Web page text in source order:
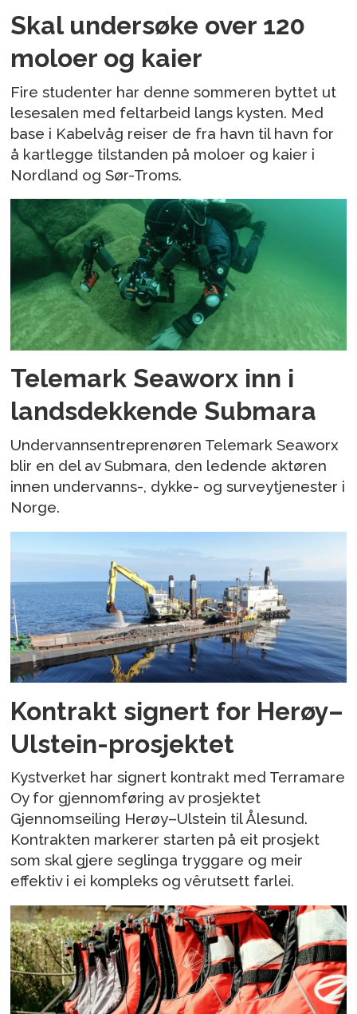
Skal undersøke over 120
moloer og kaier
Fire studenter har denne sommeren byttet ut
lesesalen med feltarbeid langs kysten. Med
base i Kabelvåg reiser de fra havn til havn for
å kartlegge tilstanden på moloer og kaier i
Nordland og Sør-Troms.
Telemark Seaworx inn i
landsdekkende Submara
Undervannsentreprenøren Telemark Seaworx
blir en del av Submara, den ledende aktøren
innen undervanns-, dykke- og surveytjenester i
Norge.
Kontrakt signert for Herøy–
Ulstein-prosjektet
Kystverket har signert kontrakt med Terramare
Oy for gjennomføring av prosjektet
Gjennomseiling Herøy–Ulstein til Ålesund.
Kontrakten markerer starten på eit prosjekt
som skal gjere seglinga tryggare og meir
effektiv i ei kompleks og vêrutsett farlei.